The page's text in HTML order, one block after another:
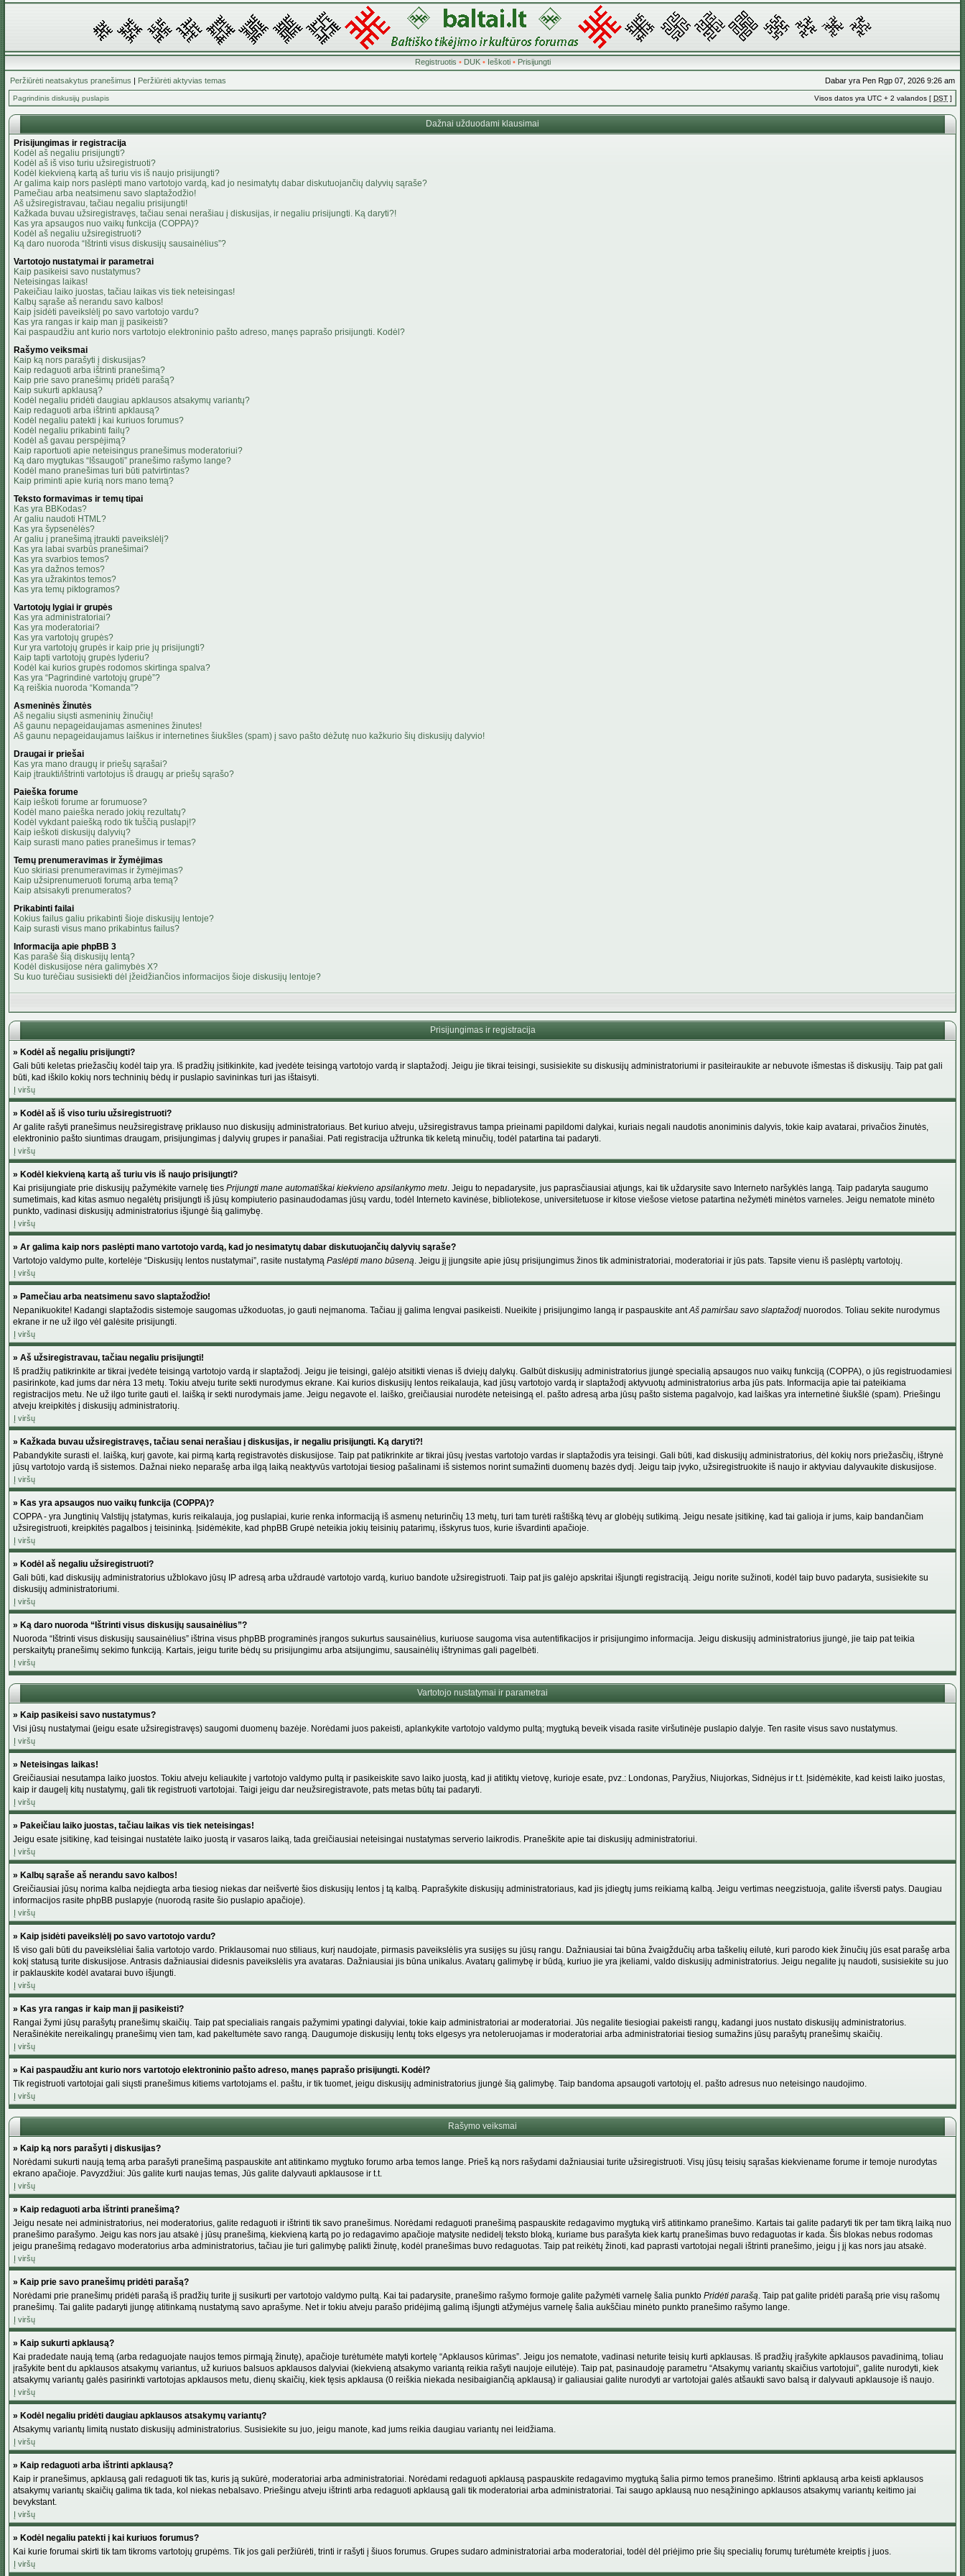
Registruotis • DUK• Ieškoti• Prisijungti
Peržiūrėti neatsakytus pranešimus | Peržiūrėti aktyvias temas Dabar yra Pen Rgp 07, 2026 9:26 am
Pagrindinis diskusijų puslapis Visos datos yra UTC + 2 valandos [ DST ]
Dažnai užduodami klausimai
Prisijungimas ir registracija
Kodėl aš negaliu prisijungti?
Kodėl aš iš viso turiu užsiregistruoti?
Kodėl kiekvieną kartą aš turiu vis iš naujo prisijungti?
Ar galima kaip nors paslėpti mano vartotojo vardą, kad jo nesimatytų dabar diskutuojančių dalyvių sąraše?
Pamečiau arba neatsimenu savo slaptažodžio!
Aš užsiregistravau, tačiau negaliu prisijungti!
Kažkada buvau užsiregistravęs, tačiau senai nerašiau į diskusijas, ir negaliu prisijungti. Ką daryti?!
Kas yra apsaugos nuo vaikų funkcija (COPPA)?
Kodėl aš negaliu užsiregistruoti?
Ką daro nuoroda “Ištrinti visus diskusijų sausainėlius”?
Vartotojo nustatymai ir parametrai
Kaip pasikeisi savo nustatymus?
Neteisingas laikas!
Pakeičiau laiko juostas, tačiau laikas vis tiek neteisingas!
Kalbų sąraše aš nerandu savo kalbos!
Kaip įsidėti paveikslėlį po savo vartotojo vardu?
Kas yra rangas ir kaip man jį pasikeisti?
Kai paspaudžiu ant kurio nors vartotojo elektroninio pašto adreso, manęs paprašo prisijungti. Kodėl?
Rašymo veiksmai
Kaip ką nors parašyti į diskusijas?
Kaip redaguoti arba ištrinti pranešimą?
Kaip prie savo pranešimų pridėti parašą?
Kaip sukurti apklausą?
Kodėl negaliu pridėti daugiau apklausos atsakymų variantų?
Kaip redaguoti arba ištrinti apklausą?
Kodėl negaliu patekti į kai kuriuos forumus?
Kodėl negaliu prikabinti failų?
Kodėl aš gavau perspėjimą?
Kaip raportuoti apie neteisingus pranešimus moderatoriui?
Ką daro mygtukas “Išsaugoti” pranešimo rašymo lange?
Kodėl mano pranešimas turi būti patvirtintas?
Kaip priminti apie kurią nors mano temą?
Teksto formavimas ir temų tipai
Kas yra BBKodas?
Ar galiu naudoti HTML?
Kas yra šypsenėlės?
Ar galiu į pranešimą įtraukti paveikslėlį?
Kas yra labai svarbūs pranešimai?
Kas yra svarbios temos?
Kas yra dažnos temos?
Kas yra užrakintos temos?
Kas yra temų piktogramos?
Vartotojų lygiai ir grupės
Kas yra administratoriai?
Kas yra moderatoriai?
Kas yra vartotojų grupės?
Kur yra vartotojų grupės ir kaip prie jų prisijungti?
Kaip tapti vartotojų grupės lyderiu?
Kodėl kai kurios grupės rodomos skirtinga spalva?
Kas yra “Pagrindinė vartotojų grupė”?
Ką reiškia nuoroda “Komanda”?
Asmeninės žinutės
Aš negaliu siųsti asmeninių žinučių!
Aš gaunu nepageidaujamas asmenines žinutes!
Aš gaunu nepageidaujamus laiškus ir internetines šiukšles (spam) į savo pašto dėžutę nuo kažkurio šių diskusijų dalyvio!
Draugai ir priešai
Kas yra mano draugų ir priešų sąrašai?
Kaip įtraukti/ištrinti vartotojus iš draugų ar priešų sąrašo?
Paieška forume
Kaip ieškoti forume ar forumuose?
Kodėl mano paieška nerado jokių rezultatų?
Kodėl vykdant paiešką rodo tik tuščią puslapį!?
Kaip ieškoti diskusijų dalyvių?
Kaip surasti mano paties pranešimus ir temas?
Temų prenumeravimas ir žymėjimas
Kuo skiriasi prenumeravimas ir žymėjimas?
Kaip užsiprenumeruoti forumą arba temą?
Kaip atsisakyti prenumeratos?
Prikabinti failai
Kokius failus galiu prikabinti šioje diskusijų lentoje?
Kaip surasti visus mano prikabintus failus?
Informacija apie phpBB 3
Kas parašė šią diskusijų lentą?
Kodėl diskusijose nėra galimybės X?
Su kuo turėčiau susisiekti dėl įžeidžiančios informacijos šioje diskusijų lentoje?
Prisijungimas ir registracija
» Kodėl aš negaliu prisijungti?
Gali būti keletas priežasčių kodėl taip yra. Iš pradžių įsitikinkite, kad įvedėte teisingą vartotojo vardą ir slaptažodį. Jeigu jie tikrai teisingi, susisiekite su diskusijų administratoriumi ir pasiteiraukite ar nebuvote išmestas iš diskusijų. Taip pat gali
būti, kad iškilo kokių nors techninių bėdų ir puslapio savininkas turi jas ištaisyti.
Į viršų
» Kodėl aš iš viso turiu užsiregistruoti?
Ar galite rašyti pranešimus neužsiregistravę priklauso nuo diskusijų administratoriaus. Bet kuriuo atveju, užsiregistravus tampa prieinami papildomi dalykai, kuriais negali naudotis anoniminis dalyvis, tokie kaip avatarai, privačios žinutės,
elektroninio pašto siuntimas draugam, prisijungimas į dalyvių grupes ir panašiai. Pati registracija užtrunka tik keletą minučių, todėl patartina tai padaryti.
Į viršų
» Kodėl kiekvieną kartą aš turiu vis iš naujo prisijungti?
Kai prisijungiate prie diskusijų pažymėkite varnelę ties Prijungti mane automatiškai kiekvieno apsilankymo metu. Jeigu to nepadarysite, jus paprasčiausiai atjungs, kai tik uždarysite savo Interneto naršyklės langą. Taip padaryta saugumo
sumetimais, kad kitas asmuo negalėtų prisijungti iš jūsų kompiuterio pasinaudodamas jūsų vardu, todėl Interneto kavinėse, bibliotekose, universitetuose ir kitose viešose vietose patartina nežymėti minėtos varneles. Jeigu nematote minėto
punkto, vadinasi diskusijų administratorius išjungė šią galimybę.
Į viršų
» Ar galima kaip nors paslėpti mano vartotojo vardą, kad jo nesimatytų dabar diskutuojančių dalyvių sąraše?
Vartotojo valdymo pulte, kortelėje “Diskusijų lentos nustatymai”, rasite nustatymą Paslėpti mano būseną. Jeigu jį įjungsite apie jūsų prisijungimus žinos tik administratoriai, moderatoriai ir jūs pats. Tapsite vienu iš paslėptų vartotojų.
Į viršų
» Pamečiau arba neatsimenu savo slaptažodžio!
Nepanikuokite! Kadangi slaptažodis sistemoje saugomas užkoduotas, jo gauti neįmanoma. Tačiau jį galima lengvai pasikeisti. Nueikite į prisijungimo langą ir paspauskite antAš pamiršau savo slaptažodį nuorodos. Toliau sekite nurodymus
ekrane ir ne už ilgo vėl galėsite prisijungti.
Į viršų
» Aš užsiregistravau, tačiau negaliu prisijungti!
Iš pradžių patikrinkite ar tikrai įvedėte teisingą vartotojo vardą ir slaptažodį. Jeigu jie teisingi, galėjo atsitikti vienas iš dviejų dalykų. Galbūt diskusijų administratorius įjungė specialią apsaugos nuo vaikų funkciją (COPPA), o jūs registruodamiesi
pasirinkote, kad jums dar nėra 13 metų. Tokiu atveju turite sekti nurodymus ekrane. Kai kurios diskusijų lentos reikalauja, kad jūsų vartotojo vardą ir slaptažodį aktyvuotų administratorius arba jūs pats. Informacija apie tai pateikiama
registracijos metu. Ne už ilgo turite gauti el. laišką ir sekti nurodymais jame. Jeigu negavote el. laiško, greičiausiai nurodėte neteisingą el. pašto adresą arba jūsų pašto sistema pagalvojo, kad laiškas yra internetinė šiukšlė (spam). Priešingu
atveju kreipkitės į diskusijų administratorių.
Į viršų
» Kažkada buvau užsiregistravęs, tačiau senai nerašiau į diskusijas, ir negaliu prisijungti. Ką daryti?!
Pabandykite surasti el. laišką, kurį gavote, kai pirmą kartą registravotės diskusijose. Taip pat patikrinkite ar tikrai jūsų įvestas vartotojo vardas ir slaptažodis yra teisingi. Gali būti, kad diskusijų administratorius, dėl kokių nors priežasčių, ištrynė
jūsų vartotojo vardą iš sistemos. Dažnai nieko neparašę arba ilgą laiką neaktyvūs vartotojai tiesiog pašalinami iš sistemos norint sumažinti duomenų bazės dydį. Jeigu taip įvyko, užsiregistruokite iš naujo ir aktyviau dalyvaukite diskusijose.
Į viršų
» Kas yra apsaugos nuo vaikų funkcija (COPPA)?
COPPA - yra Jungtinių Valstijų įstatymas, kuris reikalauja, jog puslapiai, kurie renka informaciją iš asmenų neturinčių 13 metų, turi tam turėti raštišką tėvų ar globėjų sutikimą. Jeigu nesate įsitikinę, kad tai galioja ir jums, kaip bandančiam
užsiregistruoti, kreipkitės pagalbos į teisininką. Įsidėmėkite, kad phpBB Grupė neteikia jokių teisinių patarimų, išskyrus tuos, kurie išvardinti apačioje.
Į viršų
» Kodėl aš negaliu užsiregistruoti?
Gali būti, kad diskusijų administratorius užblokavo jūsų IP adresą arba uždraudė vartotojo vardą, kuriuo bandote užsiregistruoti. Taip pat jis galėjo apskritai išjungti registraciją. Jeigu norite sužinoti, kodėl taip buvo padaryta, susisiekite su
diskusijų administratoriumi.
Į viršų
» Ką daro nuoroda “Ištrinti visus diskusijų sausainėlius”?
Nuoroda “Ištrinti visus diskusijų sausainėlius” ištrina visus phpBB programinės įrangos sukurtus sausainėlius, kuriuose saugoma visa autentifikacijos ir prisijungimo informacija. Jeigu diskusijų administratorius įjungė, jie taip pat teikia
perskaitytų pranešimų sekimo funkciją. Kartais, jeigu turite bėdų su prisijungimu arba atsijungimu, sausainėlių ištrynimas gali pagelbėti.
Į viršų
Vartotojo nustatymai ir parametrai
» Kaip pasikeisi savo nustatymus?
Visi jūsų nustatymai (jeigu esate užsiregistravęs) saugomi duomenų bazėje. Norėdami juos pakeisti, aplankykite vartotojo valdymo pultą; mygtuką beveik visada rasite viršutinėje puslapio dalyje. Ten rasite visus savo nustatymus.
Į viršų
» Neteisingas laikas!
Greičiausiai nesutampa laiko juostos. Tokiu atveju keliaukite į vartotojo valdymo pultą ir pasikeiskite savo laiko juostą, kad ji atitiktų vietovę, kurioje esate, pvz.: Londonas, Paryžius, Niujorkas, Sidnėjus ir t.t. Įsidėmėkite, kad keisti laiko juostas,
kaip ir daugelį kitų nustatymų, gali tik registruoti vartotojai. Taigi jeigu dar neužsiregistravote, pats metas būtų tai padaryti.
Į viršų
» Pakeičiau laiko juostas, tačiau laikas vis tiek neteisingas!
Jeigu esate įsitikinę, kad teisingai nustatėte laiko juostą ir vasaros laiką, tada greičiausiai neteisingai nustatymas serverio laikrodis. Praneškite apie tai diskusijų administratoriui.
Į viršų
» Kalbų sąraše aš nerandu savo kalbos!
Greičiausiai jūsų norima kalba neįdiegta arba tiesiog niekas dar neišvertė šios diskusijų lentos į tą kalbą. Paprašykite diskusijų administratoriaus, kad jis įdiegtų jums reikiamą kalbą. Jeigu vertimas neegzistuoja, galite išversti patys. Daugiau
informacijos rasite phpBB puslapyje (nuorodą rasite šio puslapio apačioje).
Į viršų
» Kaip įsidėti paveikslėlį po savo vartotojo vardu?
Iš viso gali būti du paveikslėliai šalia vartotojo vardo. Priklausomai nuo stiliaus, kurį naudojate, pirmasis paveikslėlis yra susijęs su jūsų rangu. Dažniausiai tai būna žvaigždučių arba taškelių eilutė, kuri parodo kiek žinučių jūs esat parašę arba
kokį statusą turite diskusijose. Antrasis dažniausiai didesnis paveikslėlis yra avataras. Dažniausiai jis būna unikalus. Avatarų galimybę ir būdą, kuriuo jie yra įkeliami, valdo diskusijų administratorius. Jeigu negalite jų naudoti, susisiekite su juo
ir paklauskite kodėl avatarai buvo išjungti.
Į viršų
» Kas yra rangas ir kaip man jį pasikeisti?
Rangai žymi jūsų parašytų pranešimų skaičių. Taip pat specialiais rangais pažymimi ypatingi dalyviai, tokie kaip administratoriai ar moderatoriai. Jūs negalite tiesiogiai pakeisti rangų, kadangi juos nustato diskusijų administratorius.
Nerašinėkite nereikalingų pranešimų vien tam, kad pakeltumėte savo rangą. Daugumoje diskusijų lentų toks elgesys yra netoleruojamas ir moderatoriai arba administratoriai tiesiog sumažins jūsų parašytų pranešimų skaičių.
Į viršų
» Kai paspaudžiu ant kurio nors vartotojo elektroninio pašto adreso, manęs paprašo prisijungti. Kodėl?
Tik registruoti vartotojai gali siųsti pranešimus kitiems vartotojams el. paštu, ir tik tuomet, jeigu diskusijų administratorius įjungė šią galimybę. Taip bandoma apsaugoti vartotojų el. pašto adresus nuo neteisingo naudojimo.
Į viršų
Rašymo veiksmai
» Kaip ką nors parašyti į diskusijas?
Norėdami sukurti naują temą arba parašyti pranešimą paspauskite ant atitinkamo mygtuko forumo arba temos lange. Prieš ką nors rašydami dažniausiai turite užsiregistruoti. Visų jūsų teisių sąrašas kiekviename forume ir temoje nurodytas
ekrano apačioje. Pavyzdžiui: Jūs galite kurti naujas temas, Jūs galite dalyvauti apklausose ir t.t.
Į viršų
» Kaip redaguoti arba ištrinti pranešimą?
Jeigu nesate nei administratorius, nei moderatorius, galite redaguoti ir ištrinti tik savo pranešimus. Norėdami redaguoti pranešimą paspauskite redagavimo mygtuką virš atitinkamo pranešimo. Kartais tai galite padaryti tik per tam tikrą laiką nuo
pranešimo parašymo. Jeigu kas nors jau atsakė į jūsų pranešimą, kiekvieną kartą po jo redagavimo apačioje matysite nedidelį teksto bloką, kuriame bus parašyta kiek kartų pranešimas buvo redaguotas ir kada. Šis blokas nebus rodomas
jeigu pranešimą redagavo moderatorius arba administratorius, tačiau jie turi galimybę palikti žinutę, kodėl pranešimas buvo redaguotas. Taip pat reikėtų žinoti, kad paprasti vartotojai negali ištrinti pranešimo, jeigu į jį kas nors jau atsakė.
Į viršų
» Kaip prie savo pranešimų pridėti parašą?
Norėdami prie pranešimų pridėti parašą iš pradžių turite jį susikurti per vartotojo valdymo pultą. Kai tai padarysite, pranešimo rašymo formoje galite pažymėti varnelę šalia punkto Pridėti parašą. Taip pat galite pridėti parašą prie visų rašomų
pranešimų. Tai galite padaryti įjungę atitinkamą nustatymą savo aprašyme. Net ir tokiu atveju parašo pridėjimą galimą išjungti atžymėjus varnelę šalia aukščiau minėto punkto pranešimo rašymo lange.
Į viršų
» Kaip sukurti apklausą?
Kai pradedate naują temą (arba redaguojate naujos temos pirmąją žinutę), apačioje turėtumėte matyti kortelę “Apklausos kūrimas”. Jeigu jos nematote, vadinasi neturite teisių kurti apklausas. Iš pradžių įrašykite apklausos pavadinimą, toliau
įrašykite bent du apklausos atsakymų variantus, už kuriuos balsuos apklausos dalyviai (kiekvieną atsakymo variantą reikia rašyti naujoje eilutėje). Taip pat, pasinaudoję parametru “Atsakymų variantų skaičius vartotojui”, galite nurodyti, kiek
atsakymų variantų galės pasirinkti vartotojas apklausos metu, dienų skaičių, kiek tęsis apklausa (0 reiškia niekada nesibaigiančią apklausą) ir galiausiai galite nurodyti ar vartotojai galės atšaukti savo balsą ir dalyvauti apklausoje iš naujo.
Į viršų
» Kodėl negaliu pridėti daugiau apklausos atsakymų variantų?
Atsakymų variantų limitą nustato diskusijų administratorius. Susisiekite su juo, jeigu manote, kad jums reikia daugiau variantų nei leidžiama.
Į viršų
» Kaip redaguoti arba ištrinti apklausą?
Kaip ir pranešimus, apklausą gali redaguoti tik tas, kuris ją sukūrė, moderatoriai arba administratoriai. Norėdami redaguoti apklausą paspauskite redagavimo mygtuką šalia pirmo temos pranešimo. Ištrinti apklausą arba keisti apklausos
atsakymų variantų skaičių galima tik tada, kol niekas nebalsavo. Priešingu atveju ištrinti arba redaguoti apklausą gali tik moderatoriai arba administratoriai. Tai saugo apklausą nuo nesąžiningo apklausos atsakymų variantų keitimo jai
bevykstant.
Į viršų
» Kodėl negaliu patekti į kai kuriuos forumus?
Kai kurie forumai skirti tik tam tikroms vartotojų grupėms. Tik jos gali peržiūrėti, trinti ir rašyti į šiuos forumus. Grupes sudaro administratoriai arba moderatoriai, todėl dėl priėjimo prie šių specialių forumų turėtumėte kreiptis į juos.
Į viršų